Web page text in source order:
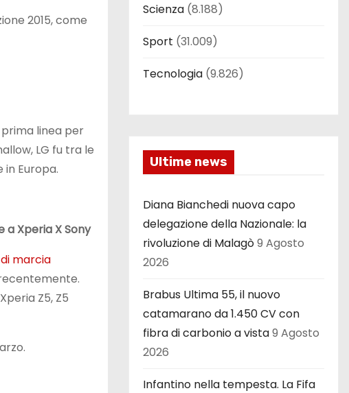
2015, come
prima linea per
LG fu tra le
Europa.
a Xperia XSony
marcia
Z5, Z5
Scienza (8.188)
Sport (31.009)
Tecnologia (9.826)
Ultime news
Diana Bianchedi nuova capo
delegazione della Nazionale: la
rivoluzione di Malagò9 Agosto
2026
Brabus Ultima 55, il nuovo
catamarano da 1.450 CV con
fibra di carbonio a vista9 Agosto
2026
Infantino nella tempesta. La Fifa